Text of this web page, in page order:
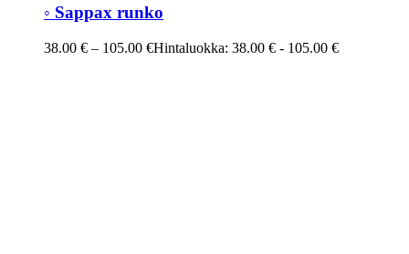
◦ Sappax runko
38.00 € – 105.00 €Hintaluokka: 38.00 € - 105.00 €